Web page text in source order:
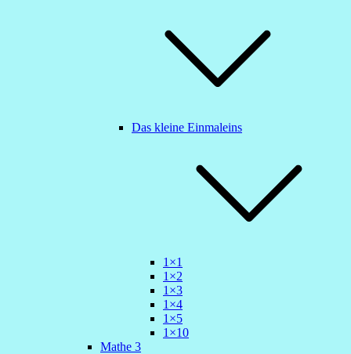
Das kleine Einmaleins
1×1
1×2
1×3
1×4
1×5
1×10
Mathe 3